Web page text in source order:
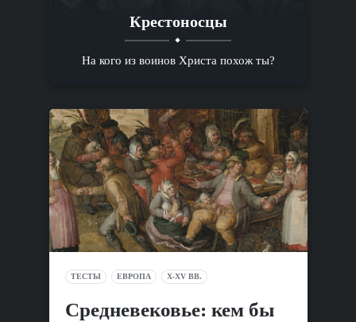
Крестоносцы
На кого из воинов Христа похож ты?
ТЕСТЫ ЕВРОПА X-XV ВВ.
Средневековье: кем бы